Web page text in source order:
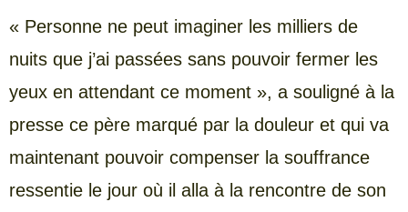
« Personne ne peut imaginer les milliers de
nuits que j’ai passées sans pouvoir fermer les
yeux en attendant ce moment », a souligné à la
presse ce père marqué par la douleur et qui va
maintenant pouvoir compenser la souffrance
ressentie le jour où il alla à la rencontre de son